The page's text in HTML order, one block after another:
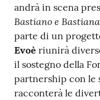
andrà in scena
Bastiano e Bastiana
parte di un
Evoè riunirà
il sostegno della
partnership con le
racconterà le